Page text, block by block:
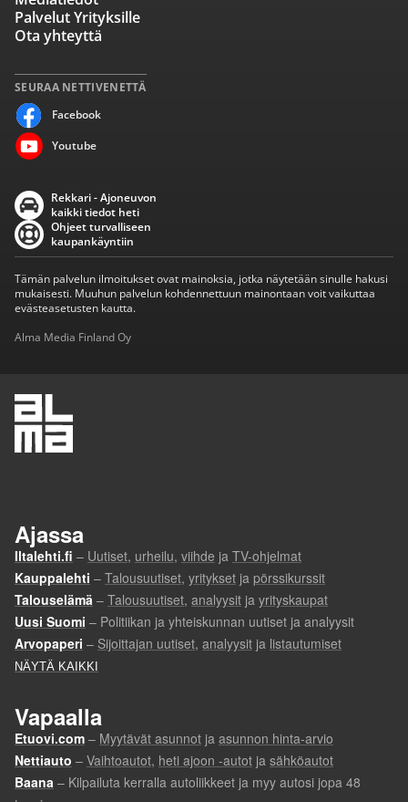
SEURAA NETTIVENETTÄ
Facebook
Youtube
Palvelut Yrityksille
Ota yhteyttä
Rekkari - Ajoneuvon
kaikki tiedot heti
Ohjeet turvalliseen
kaupankäyntiin
Tämän palvelun ilmoitukset ovat mainoksia, jotka näytetään sinulle hakusi
mukaisesti. Muuhun palvelun kohdennettuun mainontaan voit vaikuttaa
evästeasetusten kautta.
Alma Media Finland Oy